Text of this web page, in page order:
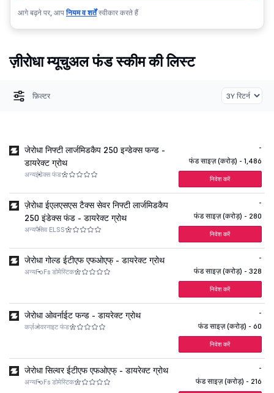
आगे बढ़ने पर, आपनियम व शर्तेंस्वीकार करते हैं
ज़ीरोधा म्यूचुअल फंड स्कीम की लिस्ट
फ़िल्टर
जेरोधा निफ्टी लार्जमिडकैप 250 इन्डेक्स फन्ड -
डायरेक्ट ग्रोथ
अन्यइंडेक्स फंड
-
फंड साइज़ (करोड़) - 1,486
निवेश करें
ज़ेरोधा ईएलएसएस टैक्स सेवर निफ्टी लार्जमिडकैप
250 इंडेक्स फंड - डायरेक्ट ग्रोथ
अन्यपैसिव ELSS
-
फंड साइज़ (करोड़) - 280
निवेश करें
जेरोधा गोल्ड ईटीएफ एफओएफ् - डायरेक्ट ग्रोथ
अन्यFoFs डोमेस्टिक
-
फंड साइज़ (करोड़) - 328
निवेश करें
जेरोधा ओवर्नाईट फन्ड - डायरेक्ट ग्रोथ
कर्ज़ओवरनाइट फंड
-
फंड साइज़ (करोड़) - 60
निवेश करें
जेरोधा सिल्वर ईटीएफ एफओएफ् - डायरेक्ट ग्रोथ
अन्यFoFs डोमेस्टिक
-
फंड साइज़ (करोड़) - 216